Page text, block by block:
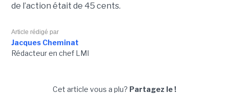
de l’action était de 45 cents.
Article rédigé par
Jacques Cheminat
Rédacteur en chef LMI
Cet article vous a plu? Partagez le !